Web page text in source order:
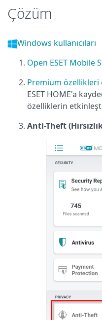
Çözüm
Windows kullanıcıları
Open ESET Mobile
Premium özellikleri
ESET HOME'a
özelliklerin
Anti-Theft